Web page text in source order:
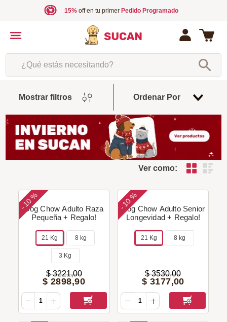
15%off en tu primer Pedido Programado
¿Qué estás necesitando?
Mostrar filtros Ordenar Por
De
Ver como:
-
10 %
Dog Chow Adulto Raza
Pequeña + Regalo!
21 Kg 8 kg
3 Kg
$ 3221,00
$ 2898,90
-
10 %
Dog Chow Adulto Senior
Longevidad + Regalo!
21 Kg 8 kg
$ 3530,00
$ 3177,00